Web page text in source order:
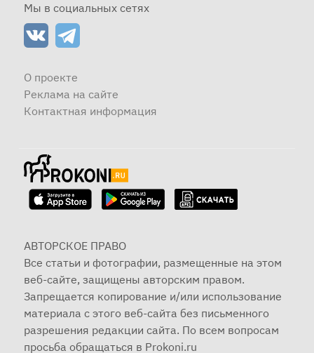
Мы в социальных сетях
О проекте
Реклама на сайте
Контактная информация
АВТОРСКОЕ ПРАВО
Все статьи и фотографии, размещенные на этом
веб-сайте, защищены авторским правом.
Запрещается копирование и/или использование
материала с этого веб-сайта без письменного
разрешения редакции сайта. По всем вопросам
просьба обращаться в Prokoni.ru